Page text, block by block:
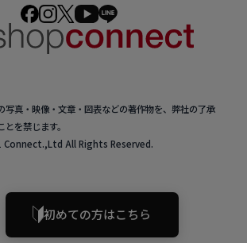
写真・映像・文章・図表などの著作物を、弊社の了承
を禁じます。
Connect.,Ltd All Rights Reserved.
初めての方はこちら